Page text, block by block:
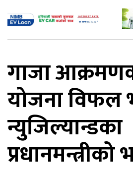
गाजा
योजना
न्युजिल्यान्डका
प्रधानमन्त्रीको